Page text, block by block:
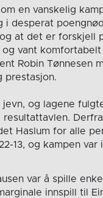
en vanskelig
i desperat
at det er forskjell
og vant komfortabelt
Robin Tønnesen
prestasjon.
jevn, og lagene
Haslum for alle
13, og kampen var
var å spille
innspill til